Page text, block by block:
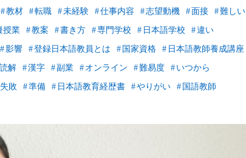
教材 転職 未経験 仕事内容 志望動機 面接 難しい
授業 教案 書き方 専門学校 日本語学校 違い
影響 登録日本語教員とは 国家資格 日本語教師養成講座
読解 漢字 副業 オンライン 難易度 いつから
失敗 準備 日本語教育経歴書 やりがい 国語教師